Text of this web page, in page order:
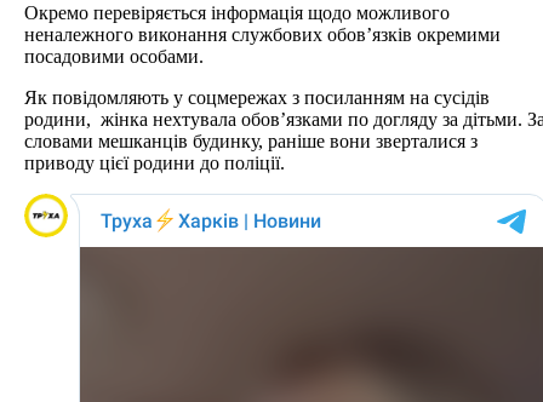
Окремо перевіряється інформація щодо можливого
неналежного виконання службових обов’язків окремими
посадовими особами.
Як повідомляють у соцмережах з посиланням на сусідів
родини, жінка нехтувала обов’язками по догляду за дітьми.
словами мешканців будинку, раніше вони зверталися з
приводу цієї родини до поліції.